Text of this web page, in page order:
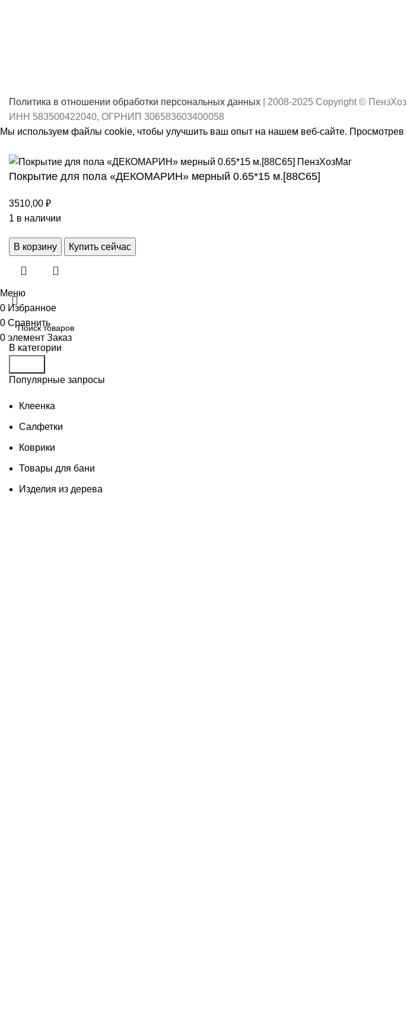
Политика в отношении обработки персональных данных | 2008-2025 Copyright ©
ИНН 583500422040, ОГРНИП 306583603400058
Мы используем файлы cookie, чтобы улучшить ваш опыт на нашем веб-сайте. Просмотрев
Покрытие для пола «ДЕКОМАРИН» мерный 0.65*15 м.[88C65]
3510,00 ₽
1 в наличии
В корзину Купить сейчас
В категории
Популярные запросы
Клеенка
Салфетки
Коврики
Товары для бани
Изделия из дерева
Меню
0 Избранное
0 Сравнить
0 элемент Заказ